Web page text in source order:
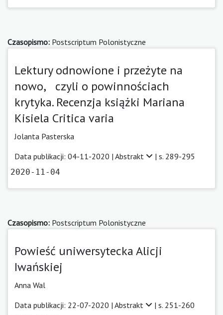
Czasopismo: Postscriptum Polonistyczne
Lektury odnowione i przeżyte na
nowo, czyli o powinnościach
krytyka. Recenzja książki Mariana
Kisiela Critica varia
Jolanta Pasterska
Data publikacji: 04-11-2020 | Abstrakt | s. 289-295
2020-11-04
Czasopismo: Postscriptum Polonistyczne
Powieść uniwersytecka Alicji
Iwańskiej
Anna Wal
Data publikacji: 22-07-2020 | Abstrakt | s. 251-260